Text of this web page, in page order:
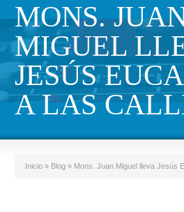
MONS.
MIGUEL
JESÚS
A LAS
Inicio » Blog » Mons. Juan Miguel lleva Jesús